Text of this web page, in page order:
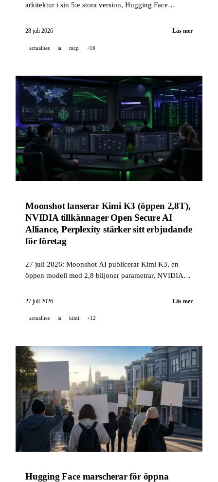
arkitektur i sin 5:e stora version, Hugging Face
cyberattack, och Perplexity Computer kommer till
28 juli 2026 Läs mer
actualites ia mcp +16
Moonshot lanserar Kimi K3 (öppen 2,8T),
NVIDIA tillkännager Open Secure AI
Alliance, Perplexity stärker sitt erbjudande
för företag
27 juli 2026: Moonshot AI publicerar Kimi K3, en
öppen modell med 2,8 biljoner parametrar, NVIDIA
system med fler än 30 partners, och Perplexity
27 juli 2026 Läs mer
actualites ia kimi +12
Hugging Face marscherar för öppna